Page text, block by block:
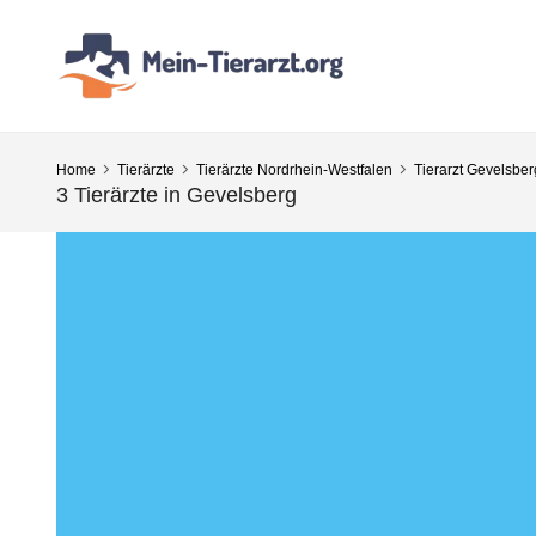
Home Tierärzte Tierärzte Nordrhein-Westfalen Tierarzt
3 Tierärzte in Gevelsberg